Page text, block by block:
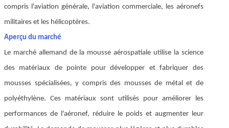
compris l'aviation générale, l'aviation commerciale, les aéronefs
militaires et les hélicoptères.
Aperçu du marché
Le marché allemand de la mousse aérospatiale utilise la science
des matériaux de pointe pour développer et fabriquer des
mousses spécialisées, y compris des mousses de métal et de
polyéthylène. Ces matériaux sont utilisés pour améliorer les
performances de l'aéronef, réduire le poids et augmenter leur